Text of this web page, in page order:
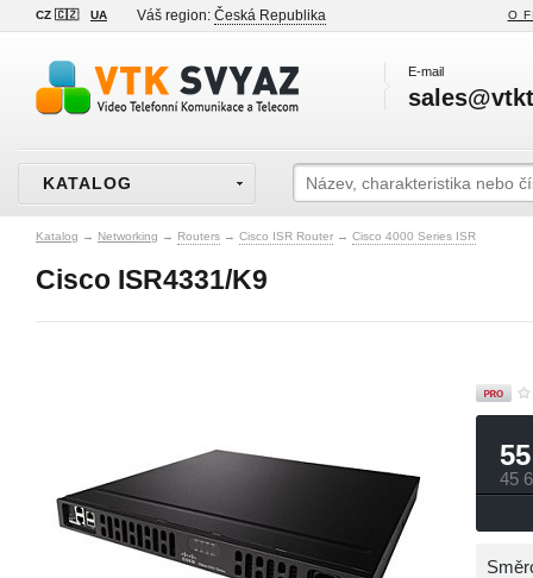
CZ 🇨🇿 UA Váš region: Česká Republika O
E-mail
KATALOG
Katalog → Networking → Routers → Cisco ISR Router → Cisco 4000 Series ISR
Cisco ISR4331/K9
45